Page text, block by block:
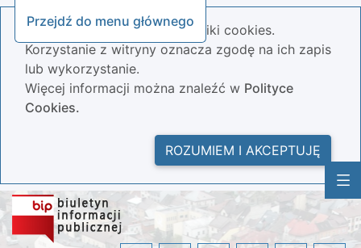
Przejdź do menu głównego
Nasza strona wykorzystuje pliki cookies.
Korzystanie z witryny oznacza zgodę na ich zapis
lub wykorzystanie.
Więcej informacji można znaleźć w Polityce
Cookies.
ROZUMIEM I AKCEPTUJĘ